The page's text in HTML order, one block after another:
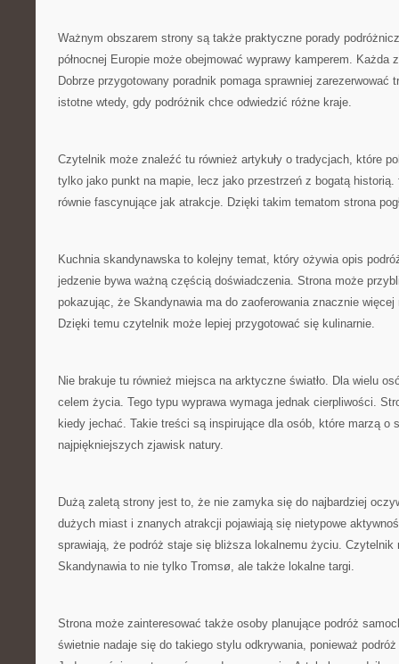
Ważnym obszarem strony są także praktyczne porady
północnej Europie może obejmować wyprawy kamperem. Każda
Dobrze przygotowany poradnik pomaga sprawniej zarezerwować
istotne wtedy, gdy podróżnik chce odwiedzić różne kraje.
Czytelnik może znaleźć tu również artykuły o tradycjach, które
tylko jako punkt na mapie, lecz jako przestrzeń z bogatą
równie fascynujące jak atrakcje. Dzięki takim tematom strona
Kuchnia skandynawska to kolejny temat, który ożywia opis
jedzenie bywa ważną częścią doświadczenia. Strona może
pokazując, że Skandynawia ma do zaoferowania znacznie
Dzięki temu czytelnik może lepiej przygotować się kulinarnie.
Nie brakuje tu również miejsca na arktyczne światło. Dla wielu
celem życia. Tego typu wyprawa wymaga jednak cierpliwości.
kiedy jechać. Takie treści są inspirujące dla osób, które marzą o
najpiękniejszych zjawisk natury.
Dużą zaletą strony jest to, że nie zamyka się do najbardziej
dużych miast i znanych atrakcji pojawiają się nietypowe
sprawiają, że podróż staje się bliższa lokalnemu życiu. Czytelnik
Skandynawia to nie tylko Tromsø, ale także lokalne targi.
Strona może zainteresować także osoby planujące podróż
świetnie nadaje się do takiego stylu odkrywania, ponieważ